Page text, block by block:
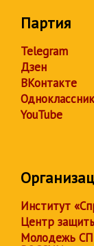
Партия
Telegram
Дзен
ВКонтакте
YouTube
Институт
Центр
Молодежь